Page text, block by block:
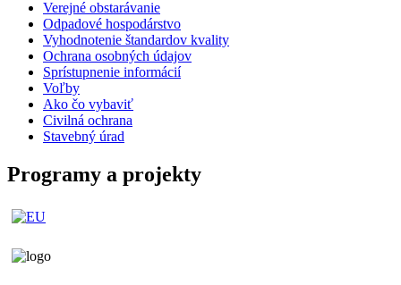
Verejné obstarávanie
Odpadové hospodárstvo
Vyhodnotenie štandardov kvality
Ochrana osobných údajov
Sprístupnenie informácií
Voľby
Ako čo vybaviť
Civilná ochrana
Stavebný úrad
Programy a projekty